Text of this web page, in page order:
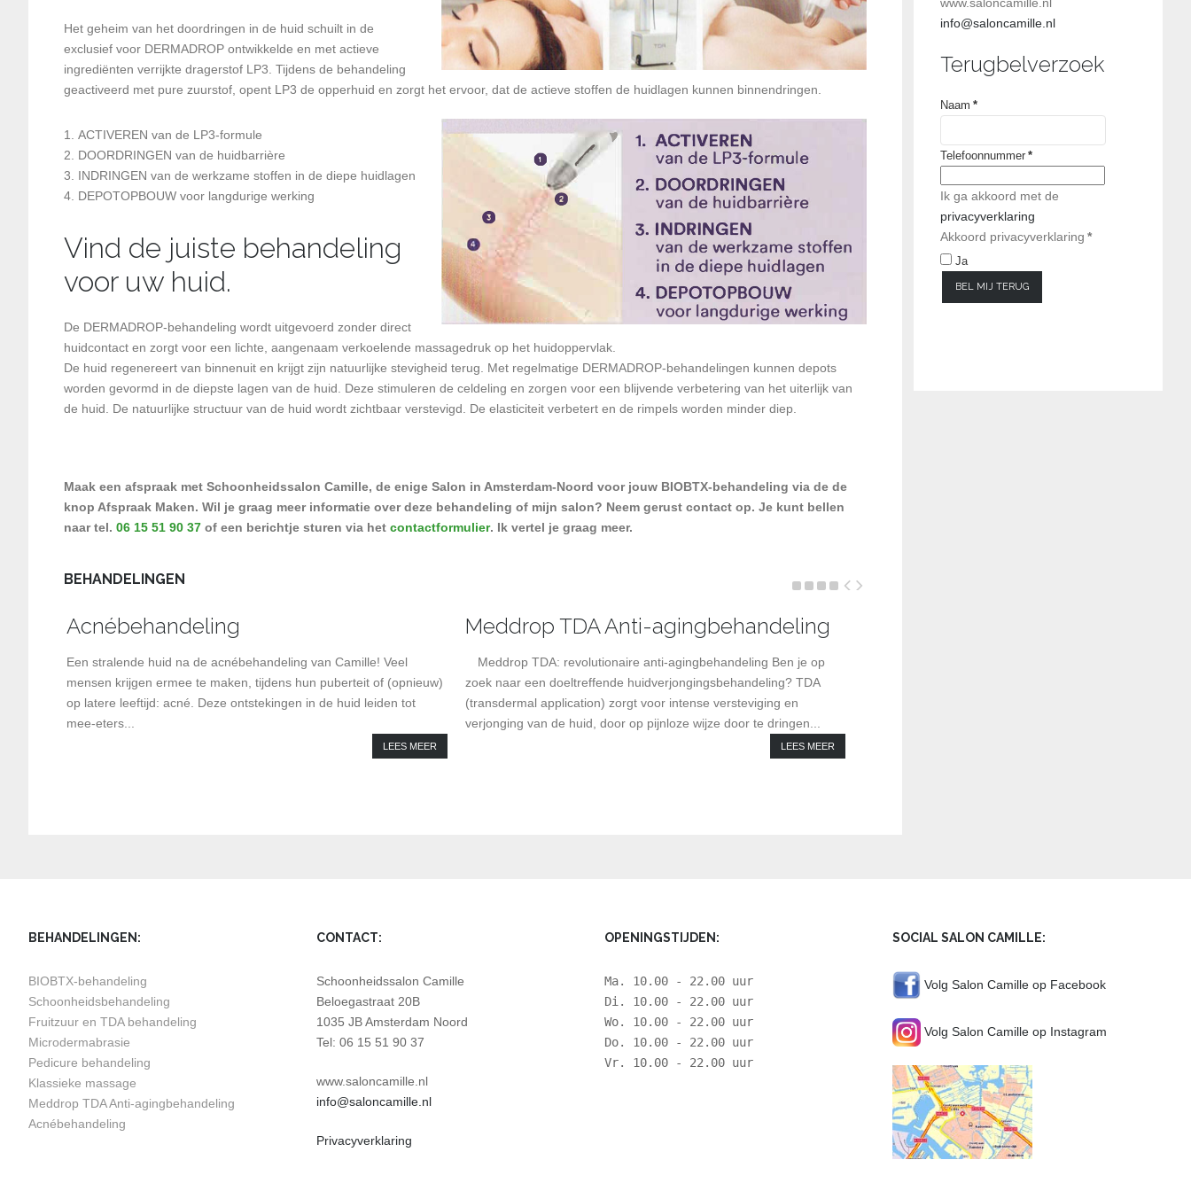
Het geheim van het doordringen in de huid schuilt in de
exclusief voor DERMADROP ontwikkelde en met actieve
ingrediënten verrijkte dragerstof LP3. Tijdens de behandeling
geactiveerd met pure zuurstof, opent LP3 de opperhuid en zorgt het ervoor, dat de actieve stoffen de huidlagen kunnen binnendringen.
ACTIVEREN van de LP3-formule
DOORDRINGEN van de huidbarrière
INDRINGEN van de werkzame stoffen in de diepe huidlagen
DEPOTOPBOUW voor langdurige werking
Vind de juiste behandeling
voor uw huid.
De DERMADROP-behandeling wordt uitgevoerd zonder direct
huidcontact en zorgt voor een lichte, aangenaam verkoelende massagedruk op het huidoppervlak.
De huid regenereert van binnenuit en krijgt zijn natuurlijke stevigheid terug. Met regelmatige DERMADROP-behandelingen kunnen depots
worden gevormd in de diepste lagen van de huid. Deze stimuleren de celdeling en zorgen voor een blijvende verbetering van het uiterlijk van
de huid. De natuurlijke structuur van de huid wordt zichtbaar verstevigd. De elasticiteit verbetert en de rimpels worden minder diep.
Maak een afspraak met Schoonheidssalon Camille, de enige Salon in Amsterdam-Noord voor jouw BIOBTX-behandeling via de de
knop Afspraak Maken. Wil je graag meer informatie over deze behandeling of mijn salon? Neem gerust contact op. Je kunt bellen
naar tel. 06 15 51 90 37 of een berichtje sturen via het contactformulier. Ik vertel je graag meer.
BEHANDELINGEN
Acnébehandeling
Een stralende huid na de acnébehandeling van Camille! Veel
mensen krijgen ermee te maken, tijdens hun puberteit of (opnieuw)
op latere leeftijd: acné. Deze ontstekingen in de huid leiden tot
mee-eters...
LEES MEER
Meddrop TDA Anti-agingbehandeling
Meddrop TDA: revolutionaire anti-agingbehandeling Ben je op
zoek naar een doeltreffende huidverjongingsbehandeling? TDA
(transdermal application) zorgt voor intense versteviging en
verjonging van de huid, door op pijnloze wijze door te dringen...
LEES MEER
www.saloncamille.nl
info@saloncamille.nl
Terugbelverzoek
Naam *
Telefoonnummer *
Ik ga akkoord met de
privacyverklaring
Akkoord privacyverklaring *
Ja
BEL MIJ TERUG
BEHANDELINGEN:
BIOBTX-behandeling
Schoonheidsbehandeling
Fruitzuur en TDA behandeling
Microdermabrasie
Pedicure behandeling
Klassieke massage
Meddrop TDA Anti-agingbehandeling
Acnébehandeling
CONTACT:
Schoonheidssalon Camille
Beloegastraat 20B
1035 JB Amsterdam Noord
Tel: 06 15 51 90 37
www.saloncamille.nl
info@saloncamille.nl
Privacyverklaring
OPENINGSTIJDEN:
Ma. 10.00 - 22.00 uur
Di. 10.00 - 22.00 uur
Wo. 10.00 - 22.00 uur
Do. 10.00 - 22.00 uur
Vr. 10.00 - 22.00 uur
SOCIAL SALON CAMILLE:
Volg Salon Camille op Facebook
Volg Salon Camille op Instagram